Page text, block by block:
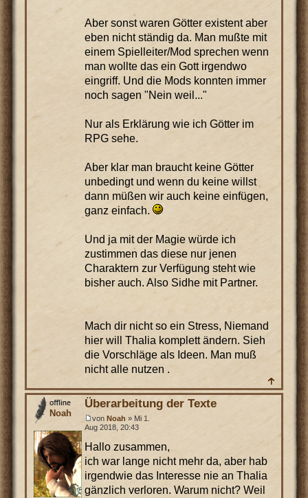
Aber sonst waren Götter existent aber
eben nicht ständig da. Man mußte mit
einem Spielleiter/Mod sprechen wenn
man wollte das ein Gott irgendwo
eingriff. Und die Mods konnten immer
noch sagen "Nein weil..."
Nur als Erklärung wie ich Götter im
RPG sehe.
Aber klar man braucht keine Götter
unbedingt und wenn du keine willst
dann müßen wir auch keine einfügen,
ganz einfach.
Und ja mit der Magie würde ich
zustimmen das diese nur jenen
Charaktern zur Verfügung steht wie
bisher auch. Also Sidhe mit Partner.
Mach dir nicht so ein Stress, Niemand
hier will Thalia komplett ändern. Sieh
die Vorschläge als Ideen. Man muß
nicht alle nutzen .
Überarbeitung der Texte
von Noah » Mi 1.
Aug 2018, 20:43
Hallo zusammen,
ich war lange nicht mehr da, aber hab
irgendwie das Interesse nie an Thalia
gänzlich verloren. Warum nicht? Weil
Noah